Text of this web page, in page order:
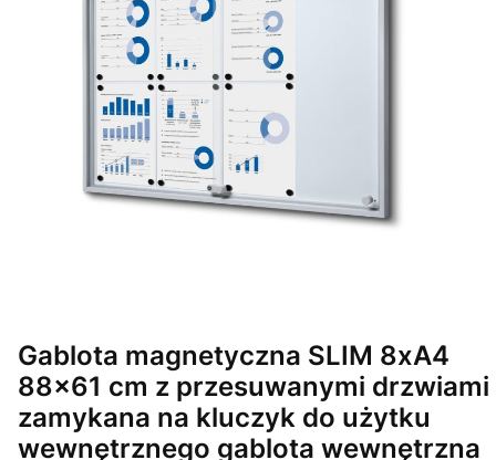
Gablota magnetyczna SLIM 8xA4
88x61 cm z przesuwanymi drzwiami
zamykana na kluczyk do użytku
wewnętrznego gablota wewnętrzna